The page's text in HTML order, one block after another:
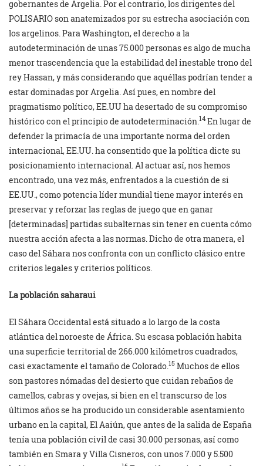
gobernantes de Argelia. Por el contrario, los dirigentes del
POLISARIO son anatemizados por su estrecha asociación con
los argelinos. Para Washington, el derecho a la
autodeterminación de unas 75.000 personas es algo de mucha
menor trascendencia que la estabilidad del inestable trono del
rey Hassan, y más considerando que aquéllas podrían tender a
estar dominadas por Argelia. Así pues, en nombre del
pragmatismo político, EE.UU ha desertado de su compromiso
histórico con el principio de autodeterminación. 14 En lugar de
defender la primacía de una importante norma del orden
internacional, EE.UU. ha consentido que la política dicte su
posicionamiento internacional. Al actuar así, nos hemos
encontrado, una vez más, enfrentados a la cuestión de si
EE.UU., como potencia líder mundial tiene mayor interés en
preservar y reforzar las reglas de juego que en ganar
[determinadas] partidas subalternas sin tener en cuenta cómo
nuestra acción afecta a las normas. Dicho de otra manera, el
caso del Sáhara nos confronta con un conflicto clásico entre
criterios legales y criterios políticos.
La población saharaui
El Sáhara Occidental está situado a lo largo de la costa
atlántica del noroeste de África. Su escasa población habita
una superficie territorial de 266.000 kilómetros cuadrados,
casi exactamente el tamaño de Colorado. 15 Muchos de ellos
son pastores nómadas del desierto que cuidan rebaños de
camellos, cabras y ovejas, si bien en el transcurso de los
últimos años se ha producido un considerable asentamiento
urbano en la capital, El Aaiún, que antes de la salida de España
tenía una población civil de casi 30.000 personas, así como
también en Smara y Villa Cisneros, con unos 7.000 y 5.500